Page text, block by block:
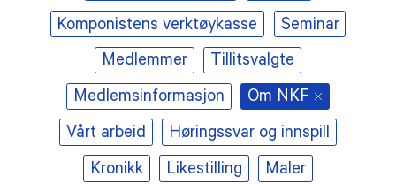
AKTUELT
INTERESSEPOLITISK ARBEID
TJENESTER
Komponistens verktøykasse Seminar
Medlemmer Tillitsvalgte
Medlemsinformasjon Om NKF
Vårt arbeid Høringssvar og innspill
Kronikk Likestilling Maler